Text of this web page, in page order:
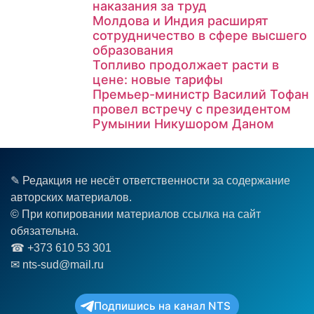
наказания за труд
Молдова и Индия расширят
сотрудничество в сфере высшего
образования
Топливо продолжает расти в
цене: новые тарифы
Премьер-министр Василий Тофан
провел встречу с президентом
Румынии Никушором Даном
✎ Редакция не несёт ответственности за содержание
авторских материалов.
© При копировании материалов ссылка на сайт
обязательна.
☎︎ +373 610 53 301
✉ nts-sud@mail.ru
Подпишись на канал NTS